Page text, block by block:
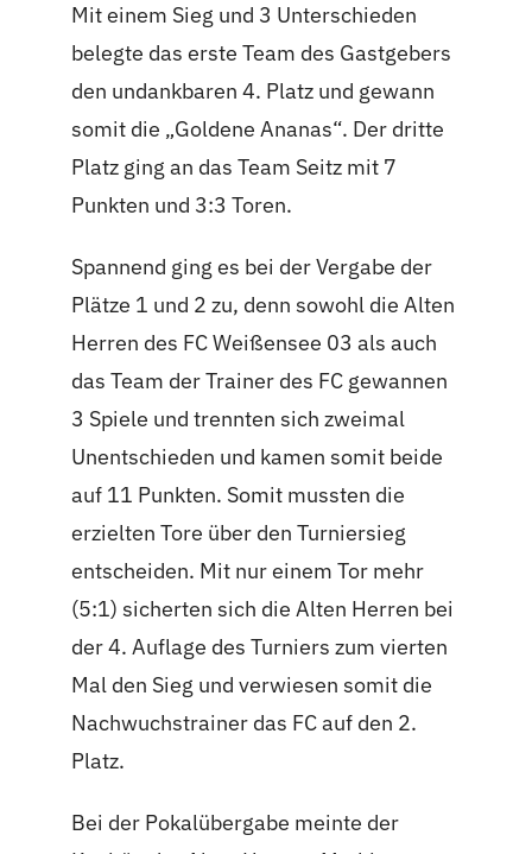
Mit einem Sieg und 3 Unterschieden
belegte das erste Team des Gastgebers
den undankbaren 4. Platz und gewann
somit die „Goldene Ananas“. Der dritte
Platz ging an das Team Seitz mit 7
Punkten und 3:3 Toren.
Spannend ging es bei der Vergabe der
Plätze 1 und 2 zu, denn sowohl die Alten
Herren des FC Weißensee 03 als auch
das Team der Trainer des FC gewannen
3 Spiele und trennten sich zweimal
Unentschieden und kamen somit beide
auf 11 Punkten. Somit mussten die
erzielten Tore über den Turniersieg
entscheiden. Mit nur einem Tor mehr
(5:1) sicherten sich die Alten Herren bei
der 4. Auflage des Turniers zum vierten
Mal den Sieg und verwiesen somit die
Nachwuchstrainer das FC auf den 2.
Platz.
Bei der Pokalübergabe meinte der